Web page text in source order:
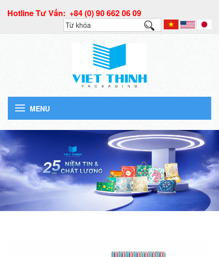
Hotline Tư Vấn: +84 (0) 90 662 06 09
MENU